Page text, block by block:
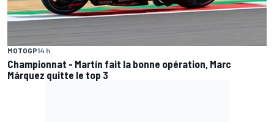
MOTOGP14 h
Championnat - Martín fait la bonne opération, Marc
Márquez quitte le top 3